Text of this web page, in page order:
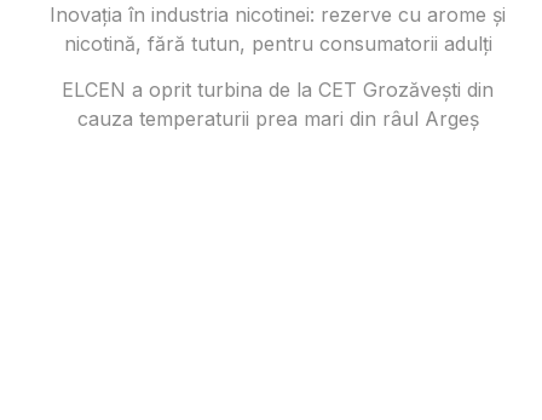
Inovația în industria nicotinei: rezerve cu arome și
nicotină, fără tutun, pentru consumatorii adulți
ELCEN a oprit turbina de la CET Grozăvești din
cauza temperaturii prea mari din râul Argeș